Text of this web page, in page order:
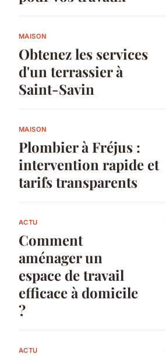
MAISON
Obtenez les services
d'un terrassier à
Saint-Savin
MAISON
Plombier à Fréjus :
intervention rapide et
tarifs transparents
ACTU
Comment
aménager un
espace de travail
efficace à domicile
?
ACTU